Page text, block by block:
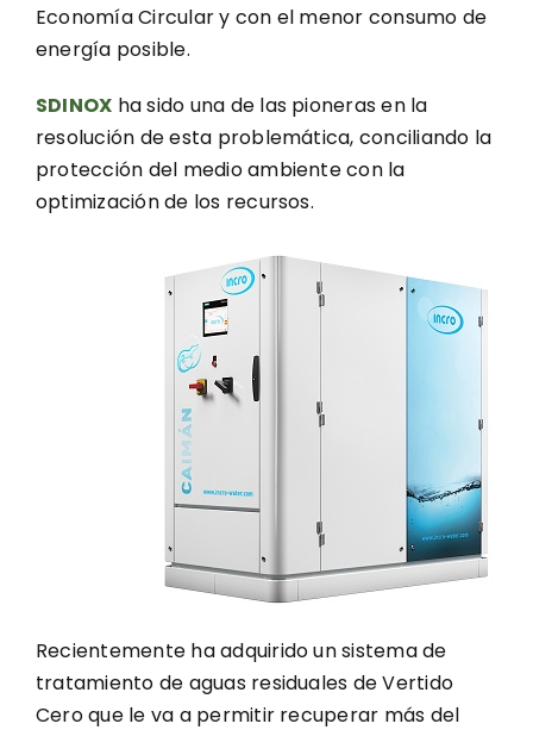
Economía Circular y con el menor consumo de
energía posible.
SDINOX ha sido una de las pioneras en la
resolución de esta problemática, conciliando la
protección del medio ambiente con la
optimización de los recursos.
Recientemente ha adquirido un sistema de
tratamiento de aguas residuales de Vertido
Cero que le va a permitir recuperar más del